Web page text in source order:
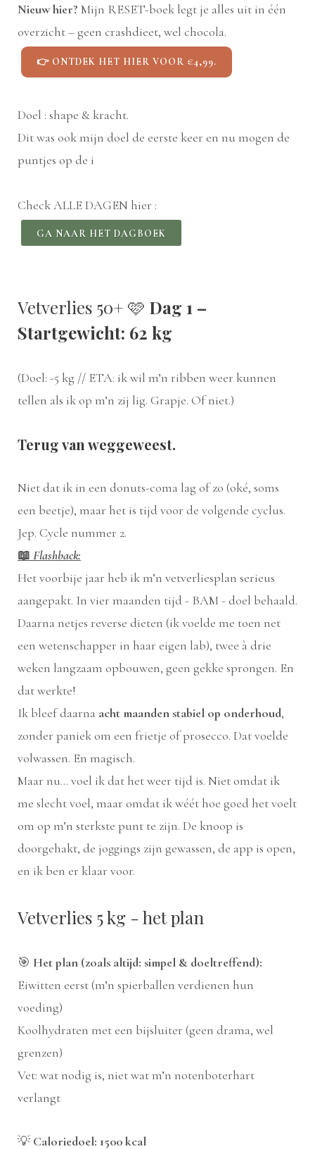
Nieuw hier? Mijn RESET-boek legt je alles uit in één
overzicht – geen crashdieet, wel chocola.
👉 ONTDEK HET HIER VOOR €4,99.
Doel : shape & kracht.
Dit was ook mijn doel de eerste keer en nu mogen de
puntjes op de i
Check ALLE DAGEN hier :
GA NAAR HET DAGBOEK
Vetverlies 50+ 🩷 Dag 1 –
Startgewicht: 62 kg
(Doel: -5 kg // ETA: ik wil m’n ribben weer kunnen
tellen als ik op m’n zij lig. Grapje. Of niet.)
Terug van weggeweest.
Niet dat ik in een donuts-coma lag of zo (oké, soms
een beetje), maar het is tijd voor de volgende cyclus.
Jep. Cycle nummer 2.
📖 Flashback:
Het voorbije jaar heb ik m’n vetverliesplan serieus
aangepakt. In vier maanden tijd - BAM - doel behaald.
Daarna netjes reverse dieten (ik voelde me toen net
een wetenschapper in haar eigen lab), twee à drie
weken langzaam opbouwen, geen gekke sprongen. En
dat werkte!
Ik bleef daarna acht maanden stabiel op onderhoud,
zonder paniek om een frietje of prosecco. Dat voelde
volwassen. En magisch.
Maar nu... voel ik dat het weer tijd is. Niet omdat ik
me slecht voel, maar omdat ik wéét hoe goed het voelt
om op m’n sterkste punt te zijn. De knoop is
doorgehakt, de joggings zijn gewassen, de app is open,
en ik ben er klaar voor.
Vetverlies 5 kg - het plan
🎯 Het plan (zoals altijd: simpel & doeltreffend):
Eiwitten eerst (m’n spierballen verdienen hun
voeding)
Koolhydraten met een bijsluiter (geen drama, wel
grenzen)
Vet: wat nodig is, niet wat m’n notenboterhart
verlangt
💡 Caloriedoel: 1500 kcal